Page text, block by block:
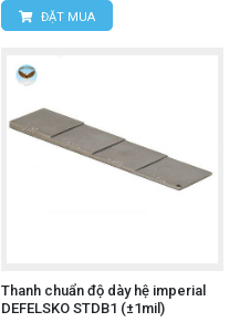
ĐẶT MUA
Thanh chuẩn độ dày hệ imperial
DEFELSKO STDB1 (±1mil)